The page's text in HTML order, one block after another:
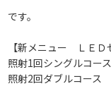
です。
【新メニュー ＬＥＤ
照射1回シングルコー
照射2回ダブルコー